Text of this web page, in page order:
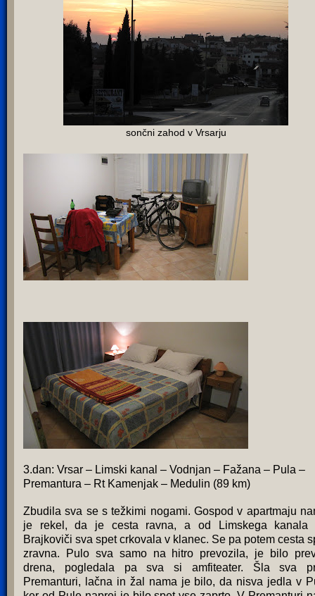
sončni zahod v Vrsarju
3.dan: Vrsar – Limski kanal – Vodnjan – Fažana – Pula –
Premantura – Rt Kamenjak – Medulin (89 km)
Zbudila sva se s težkimi nogami. Gospod v apartmaju
je rekel, da je cesta ravna, a od Limskega kanala
Brajkoviči sva spet crkovala v klanec. Se pa potem cesta
zravna. Pulo sva samo na hitro prevozila, je bilo
drena, pogledala pa sva si amfiteater. Šla sva
Premanturi, lačna in žal nama je bilo, da nisva jedla v